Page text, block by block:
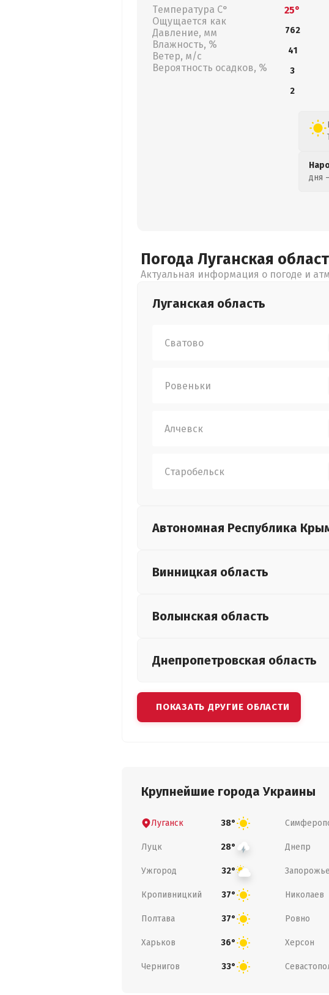
Температура С°
Ощущается как
Давление, мм
Влажность, %
Ветер, м/с
Вероятность осадков, %
25°
762
41
3
2
дня
Погода Луганская
Актуальная информация о погоде и
Луганская область
Сватово
Ровеньки
Алчевск
Старобельск
Автономная Республика
Винницкая область
Волынская область
Днепропетровская область
ПОКАЗАТЬ ДРУГИЕ ОБЛАСТИ
Крупнейшие города Украины
Луганск 38°
Луцк 28° Днепр
Ужгород 32° Запорожье
Кропивницкий 37° Николаев
Полтава 37° Ровно
Харьков 36° Херсон
Чернигов 33°